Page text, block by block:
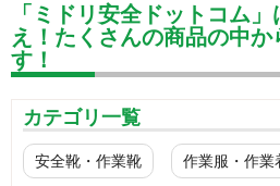
「ミドリ安全ドットコム
え！たくさんの商品の中か
す！
カテゴリ一覧
安全靴・作業靴 作業服・作業